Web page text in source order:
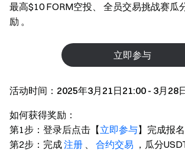
最高$10 FORM空投、 全员交易挑战赛瓜
励 。
立即参与
活动时间：2025年3月21日21:00 - 3月28
如何获得奖励：
第1步：登录后点击【立即参与】完成报名
第2步：完成注册 、 合约交易 ，瓜分